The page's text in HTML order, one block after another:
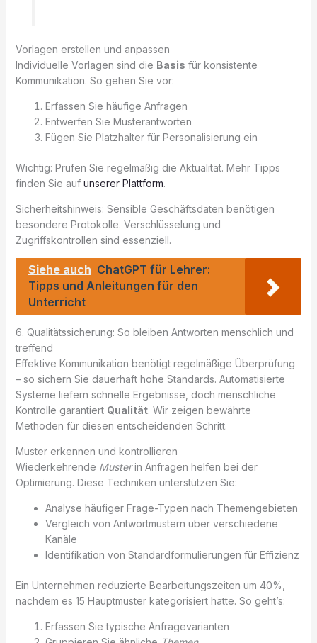
Vorlagen erstellen und anpassen
Individuelle Vorlagen sind die Basis für konsistente
Kommunikation. So gehen Sie vor:
Erfassen Sie häufige Anfragen
Entwerfen Sie Musterantworten
Fügen Sie Platzhalter für Personalisierung ein
Wichtig: Prüfen Sie regelmäßig die Aktualität. Mehr Tipps
finden Sie auf unserer Plattform.
Sicherheitshinweis: Sensible Geschäftsdaten benötigen
besondere Protokolle. Verschlüsselung und
Zugriffskontrollen sind essenziell.
Siehe auch ChatGPT für Lehrer:
Tipps und Anleitungen für den
Unterricht
6. Qualitätssicherung: So bleiben Antworten menschlich und
treffend
Effektive Kommunikation benötigt regelmäßige Überprüfung
– so sichern Sie dauerhaft hohe Standards. Automatisierte
Systeme liefern schnelle Ergebnisse, doch menschliche
Kontrolle garantiert Qualität. Wir zeigen bewährte
Methoden für diesen entscheidenden Schritt.
Muster erkennen und kontrollieren
Wiederkehrende Musterin Anfragen helfen bei der
Optimierung. Diese Techniken unterstützen Sie:
Analyse häufiger Frage-Typen nach Themengebieten
Vergleich von Antwortmustern über verschiedene
Kanäle
Identifikation von Standardformulierungen für Effizienz
Ein Unternehmen reduzierte Bearbeitungszeiten um 40%,
nachdem es 15 Hauptmuster kategorisiert hatte. So geht’s:
Erfassen Sie typische Anfragevarianten